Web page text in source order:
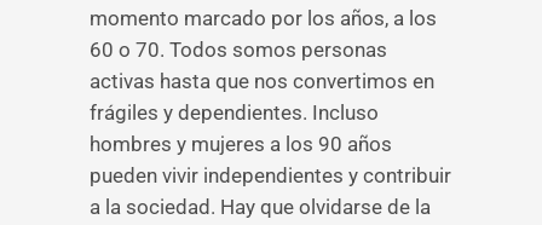
momento marcado por los años, a los
60 o 70. Todos somos personas
activas hasta que nos convertimos en
frágiles y dependientes. Incluso
hombres y mujeres a los 90 años
pueden vivir independientes y contribuir
a la sociedad. Hay que olvidarse de la